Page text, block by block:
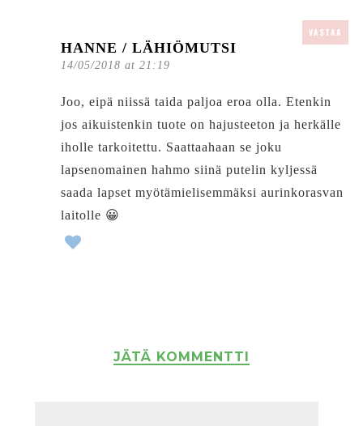
HANNE / LÄHIÖMUTSI
14/05/2018 at 21:19
VASTAA
Joo, eipä niissä taida paljoa eroa olla. Etenkin
jos aikuistenkin tuote on hajusteeton ja herkälle
iholle tarkoitettu. Saattaahaan se joku
lapsenomainen hahmo siinä putelin kyljessä
saada lapset myötämielisemmäksi aurinkorasvan
laitolle 😀
JÄTÄ KOMMENTTI